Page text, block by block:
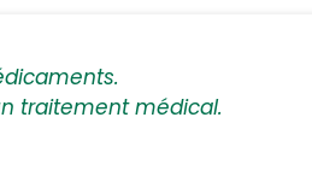
traitement médical.